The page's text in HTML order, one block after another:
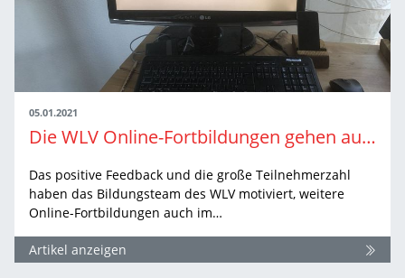
05.01.2021
Die WLV Online-Fortbildungen gehen auch 2021 weiter
Das positive Feedback und die große Teilnehmerzahl
haben das Bildungsteam des WLV motiviert, weitere
Online-Fortbildungen auch im…
Artikel anzeigen